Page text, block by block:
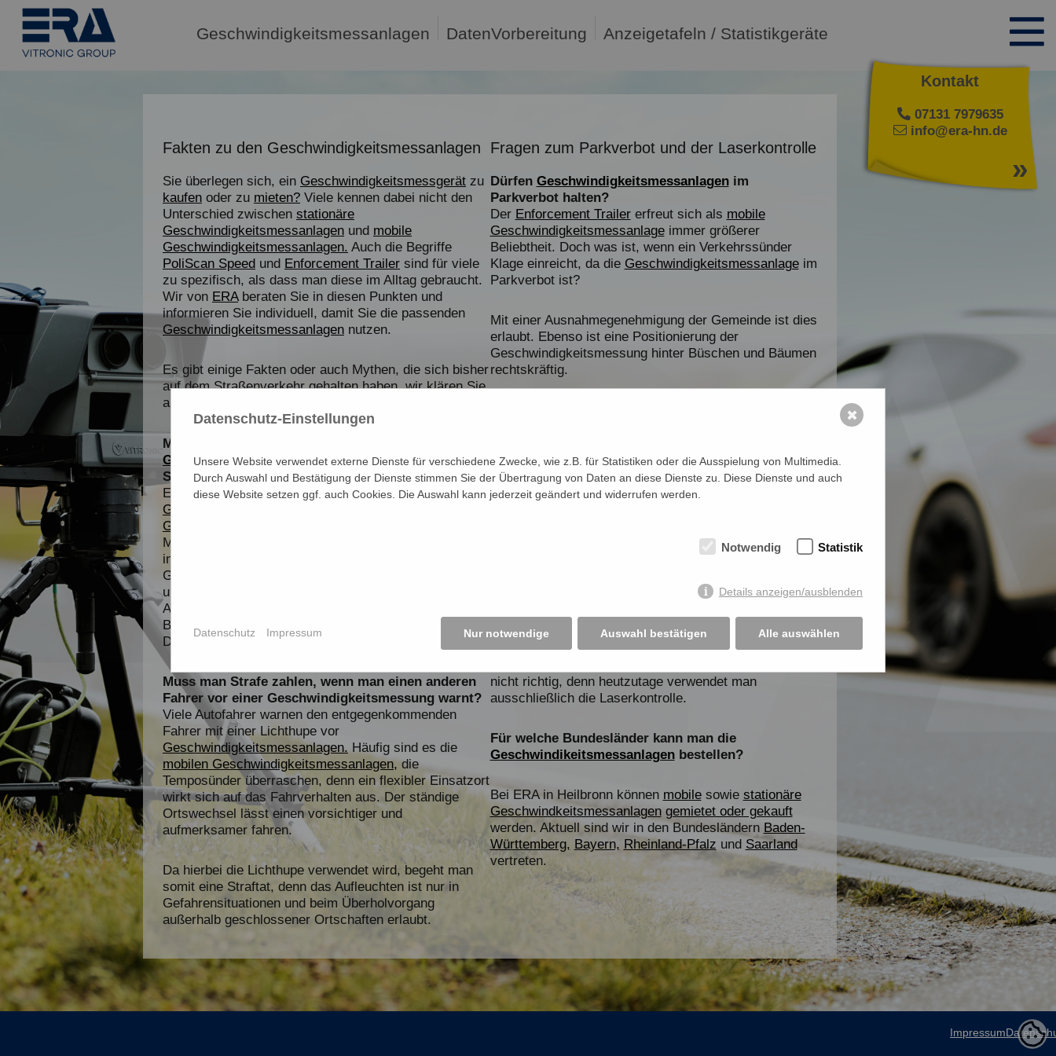
Kontakt
07131 7979635
info@era-hn.de
»
Fakten zu den Geschwindigkeitsmessanlagen
Sie überlegen sich, ein Geschwindigkeitsmessgerät zu
kaufen oder zu mieten? Viele kennen dabei nicht den
Unterschied zwischen stationäre
Geschwindigkeitsmessanlagen und mobile
Geschwindigkeitsmessanlagen. Auch die Begriffe
PoliScan Speed und Enforcement Trailer sind für viele
zu spezifisch, als dass man diese im Alltag gebraucht.
Wir von ERAberaten Sie in diesen Punkten und
informieren Sie individuell, damit Sie die passenden
Geschwindigkeitsmessanlagen nutzen.
Es gibt einige Fakten oder auch Mythen, die sich bisher
auf dem Straßenverkehr gehalten haben, wir klären Sie
auf:
Muss ein Bußgeld gezahlt werden, wenn die
Geschwindigkeitsmessanlagedirekt hinter dem
Straßenschild steht?
Es kommt darauf an. Egal ob einestationäre
Geschwindigkeitsmessanlage
Geschwindigkeitsmessanlage,
Mindestabstand zum Verkehrsschild zu halten. Es hat
in jedem Bundesland andere Gesetze für die
Geschwindigkeitsmessung. Der Abstand beträgt
ungefähr 75-200 Meter. Es gibt jedoch wie immer
Ausnahmen, beispielsweise wird diese Regelung bei
Baustellen, Kindergärten oder Fußgängerzonen nichtig.
Dies dient zur Sicherheit in der Verkehrsüberwachung.
Muss man Strafe zahlen, wenn man einen anderen
Fahrer vor einer Geschwindigkeitsmessung warnt?
Viele Autofahrer warnen den entgegenkommenden
Fahrer mit einer Lichthupe vor
Geschwindigkeitsmessanlagen. Häufig sind es die
mobilen Geschwindigkeitsmessanlagen,die
Temposünder überraschen, denn ein flexibler Einsatzort
wirkt sich auf das Fahrverhalten aus. Der ständige
Ortswechsel lässt einen vorsichtiger und
aufmerksamer fahren.
Da hierbei die Lichthupe verwendet wird, begeht man
somit eine Straftat, denn das Aufleuchten ist nur in
Gefahrensituationen und beim Überholvorgang
außerhalb geschlossener Ortschaften erlaubt.
Fragen zum Parkverbot und der Laserkontrolle
Dürfen Geschwindigkeitsmessanlagenim
Parkverbot halten?
Der Enforcement Trailererfreut sich als mobile
Geschwindigkeitsmessanlageimmer größerer
Beliebtheit. Doch was ist, wenn ein Verkehrssünder
Klage einreicht, da die Geschwindigkeitsmessanlageim
Parkverbot ist?
Mit einer Ausnahmegenehmigung der Gemeinde ist dies
erlaubt. Ebenso ist eine Positionierung der
Geschwindigkeitsmessung hinter Büschen und Bäumen
rechtskräftig.
großer Bedeutung geworden, egal obmobile
Geschwindigkeitsmessanlagenoder stationäre
Geschwindigkeitsmessanlagen,beide halten den
Mit der Zeit hat sich aber nicht nur die Wichtigkeit der
die Technik ist vorangeschritten. Die Laserkontrolle hat
die Radarkontrolle inzwischen abgelöst. Mit der
Laserkontrolle hat die Qualität der
Geschwindigkeitsmessung zugenommen. Es werden
trotzdem im Sprachgebrauch immer noch die Begriffe
nicht richtig, denn heutzutage verwendet man
ausschließlich die Laserkontrolle.
Für welche Bundesländer kann man die
Geschwindikeitsmessanlagenbestellen?
Bei ERAin Heilbronn können mobilesowie stationäre
Geschwindkeitsmessanlagen gemietet oder gekauft
werden. Aktuell sind wir in den Bundesländern Baden-
Württemberg, Bayern, Rheinland-Pfalz und Saarland
vertreten.
Geschwindigkeitsmessanlagen DatenVorbereitung Anzeigetafeln / Statistikgeräte
Impressum
Datenschutz-Einstellungen
Unsere Website verwendet externe Dienste für verschiedene Zwecke, wie z.B. für Statistiken oder die Ausspielung von Multimedia.
Durch Auswahl und Bestätigung der Dienste stimmen Sie der Übertragung von Daten an diese Dienste zu. Diese Dienste und auch
diese Website setzen ggf. auch Cookies. Die Auswahl kann jederzeit geändert und widerrufen werden.
Notwendig Statistik
Details anzeigen/ausblenden
Nur notwendige Auswahl bestätigen Alle auswählen
Datenschutz Impressum
✖